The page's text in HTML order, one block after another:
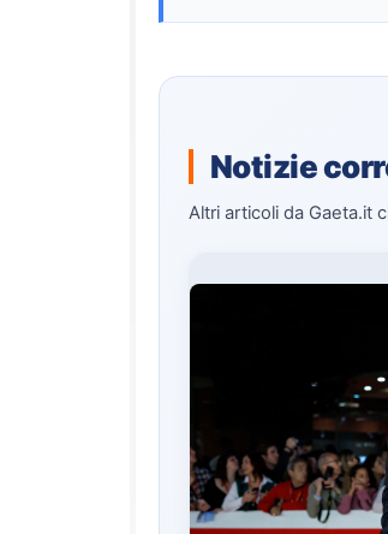
Notizie
Altri articoli da Gaeta.it